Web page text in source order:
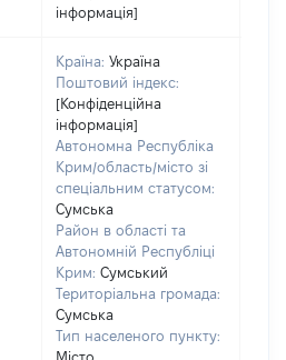
інформація]
Країна: Україна
Поштовий індекс:
[Конфіденційна
інформація]
Автономна Республіка
Крим/область/місто зі
спеціальним статусом:
Сумська
Район в області та
Автономній Республіці
Крим: Сумський
Територіальна громада:
Сумська
Тип населеного пункту:
Місто